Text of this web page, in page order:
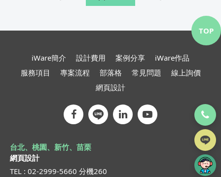
iWare簡介 設計費用 案例分享
iWare作品
服務項目
專案流程 部落格 常見問題
線上詢價
網頁設計
台北、桃園、新竹、苗栗
網頁設計
TEL : 02-2999-5660 分機260
TOP